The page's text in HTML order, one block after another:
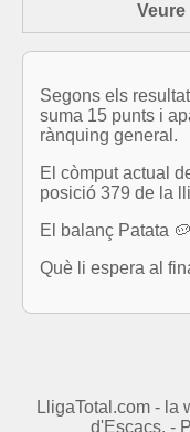
Segons els
suma 15 punts i
rànquing general.
El còmput actual
posició 379 de la
El balanç Patata
Què li espera al
LligaTotal.com - la
d'Escacs. -